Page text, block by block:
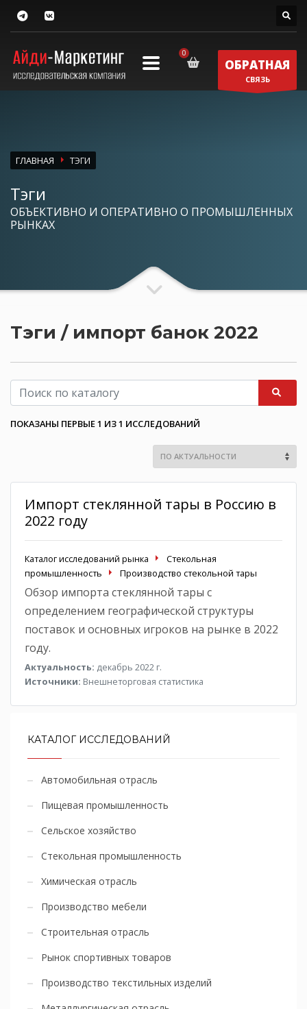
ОБРАТНАЯ
СВЯЗЬ
ГЛАВНАЯ ТЭГИ
Тэги
ОБЪЕКТИВНО И ОПЕРАТИВНО О ПРОМЫШЛЕННЫХ
РЫНКАХ
Тэги / импорт банок 2022
ПОКАЗАНЫ ПЕРВЫЕ 1 ИЗ 1 ИССЛЕДОВАНИЙ
Импорт стеклянной тары в Россию в
2022 году
Каталог исследований рынка
Стекольная
промышленность
Производство стекольной тары
Обзор импорта стеклянной тары с
определением географической структуры
поставок и основных игроков на рынке в 2022
году.
Актуальность: декабрь 2022 г.
Источники: Внешнеторговая статистика
КАТАЛОГ ИССЛЕДОВАНИЙ
Автомобильная отрасль
Пищевая промышленность
Сельское хозяйство
Стекольная промышленность
Химическая отрасль
Производство мебели
Строительная отрасль
Рынок спортивных товаров
Производство текстильных изделий